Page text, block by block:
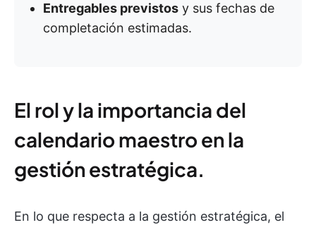
Entregables previstos y sus fechas de
completación estimadas.
El rol y la importancia del
calendario maestro en la
gestión estratégica.
En lo que respecta a la gestión estratégica, el